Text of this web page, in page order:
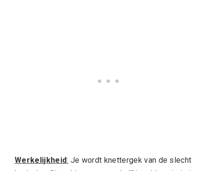
Werkelijkheid: Je wordt knettergek van de slecht